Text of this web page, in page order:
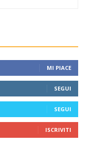
MI PIACE
SEGUI
SEGUI
ISCRIVITI